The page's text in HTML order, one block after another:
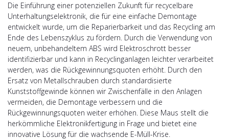
Die Einführung einer potenziellen Zukunft für recycelbare
Unterhaltungselektronik, die für eine einfache Demontage
entwickelt wurde, um die Reparierbarkeit und das Recycling am
Ende des Lebenszyklus zu fördern. Durch die Verwendung von
neuem, unbehandeltem ABS wird Elektroschrott besser
identifizierbar und kann in Recyclinganlagen leichter verarbeitet
werden, was die Rückgewinnungsquoten erhöht. Durch den
Ersatz von Metallschrauben durch standardisierte
Kunststoffgewinde können wir Zwischenfälle in den Anlagen
vermeiden, die Demontage verbessern und die
Rückgewinnungsquoten weiter erhöhen. Diese Maus stellt die
herkömmliche Elektronikfertigung in Frage und bietet eine
innovative Lösung für die wachsende E-Müll-Krise.